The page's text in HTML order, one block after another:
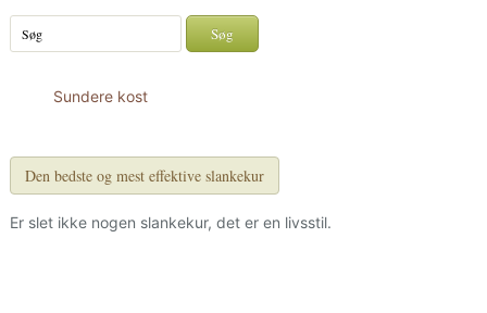
Sundere kost
Den bedste og mest effektive slankekur
Er slet ikke nogen slankekur, det er en livsstil.